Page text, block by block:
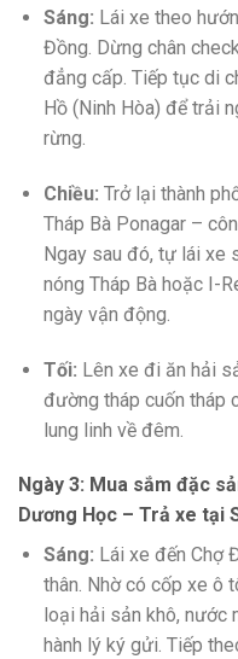
Sáng: Lái xe theo
Đồng. Dừng chân
đẳng cấp. Tiếp tục di
Hồ (Ninh Hòa) để trải
rừng.
Chiều: Trở lại thành
Tháp Bà Ponagar –
Ngay sau đó, tự lái xe
nóng Tháp Bà hoặc I-
ngày vận động.
Tối: Lên xe đi ăn hải
đường tháp cuốn tháp
lung linh về đêm.
Ngày 3: Mua sắm đặc
Dương Học – Trả xe tại
Sáng: Lái xe đến Chợ
thân. Nhờ có cốp xe ô
loại hải sản khô, nước
hành lý ký gửi. Tiếp